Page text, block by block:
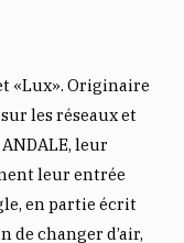
«Lux». Originaire
les réseaux et
leur
leur entrée
en partie écrit
de changer d’air,